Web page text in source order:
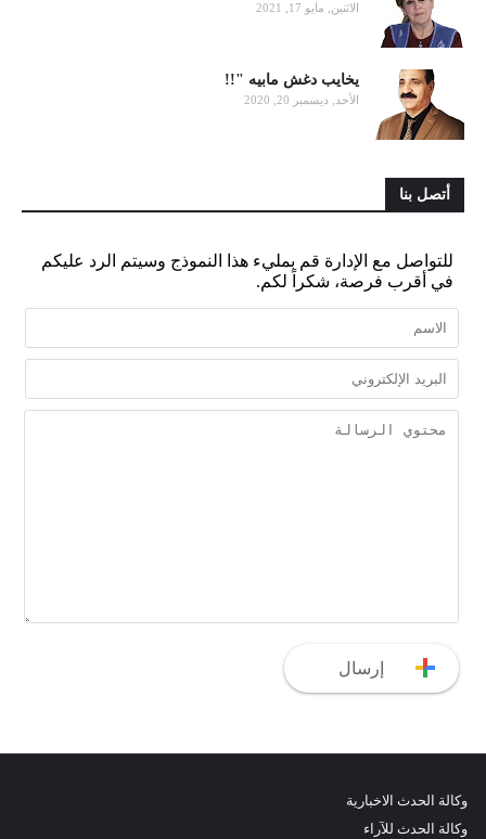
الاثنين, مايو 17, 2021
يخايب دغش مابيه "!!
الأحد, ديسمبر 20, 2020
أتصل بنا
للتواصل مع الإدارة قم بمليء هذا النموذج وسيتم الرد عليكم
في أقرب فرصة، شكراً لكم.
وكالة الحدث الاخبارية
وكالة الحدث للآراء